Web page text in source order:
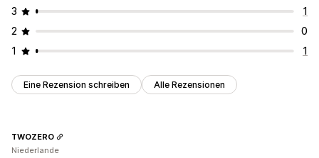
3
1
2
0
1
1
Eine Rezension schreiben Alle Rezensionen
TWOZERO
Niederlande